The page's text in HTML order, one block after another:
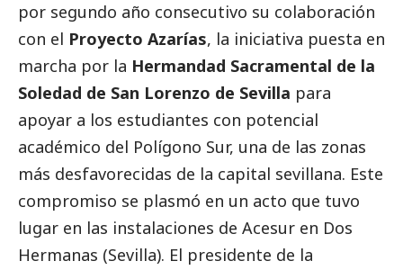
por segundo año consecutivo su colaboración
con el Proyecto Azarías, la iniciativa puesta en
marcha por la Hermandad Sacramental de la
Soledad de San Lorenzo de Sevilla para
apoyar a los estudiantes con potencial
académico del Polígono Sur, una de las zonas
más desfavorecidas de la capital sevillana. Este
compromiso se plasmó en un acto que tuvo
lugar en las instalaciones de Acesur en Dos
Hermanas (Sevilla). El presidente de la